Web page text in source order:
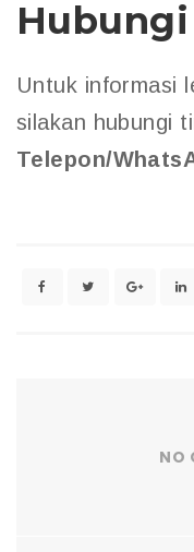
Untuk informasi
silakan hubungi
Telepon/
NO